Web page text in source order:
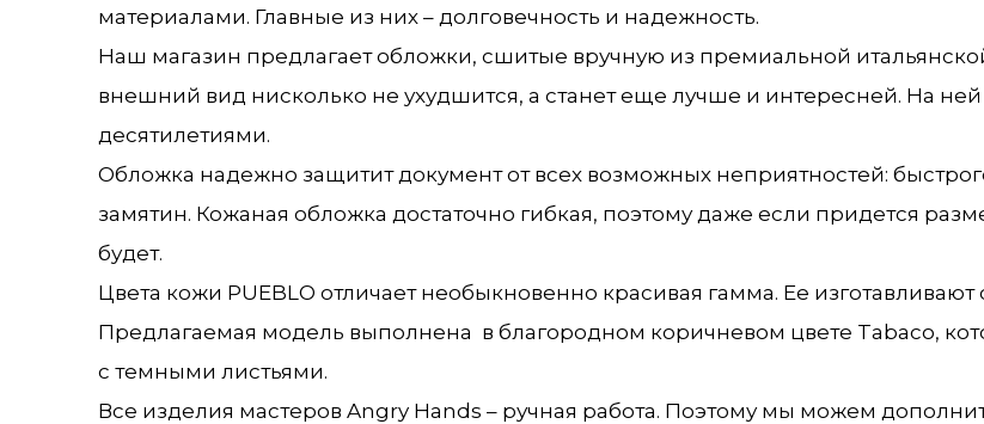
материалами. Главные из них – долговечность и надежность.
Наш магазин предлагает обложки, сшитые вручную из премиальной
внешний вид нисколько не ухудшится, а станет еще лучше и интересней. На
десятилетиями.
Обложка надежно защитит документ от всех возможных неприятностей:
замятин. Кожаная обложка достаточно гибкая, поэтому даже если придется
будет.
Цвета кожи PUEBLO отличает необыкновенно красивая гамма. Ее
Предлагаемая модель выполнена в благородном коричневом цвете Tabaco,
с темными листьями.
Все изделия мастеров Angry Hands – ручная работа. Поэтому мы можем